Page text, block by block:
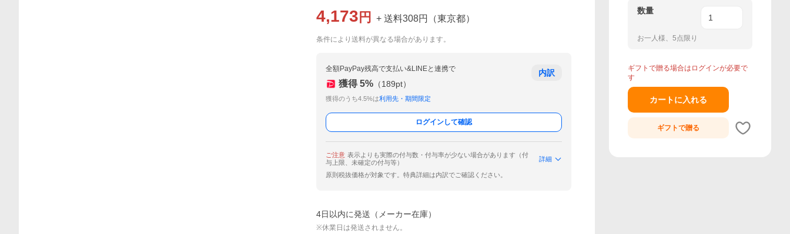
4,173 円 + 送料308円 （東京都）
条件により送料が異なる場合があります。
全額PayPay残高で支払い&LINEと連携で
獲得 5% （189pt）
獲得のうち4.5%は利用先・期間限定
内訳
ログインして確認
ご注意 表示よりも実際の付与数・付与率が少ない場合があります（付
与上限、未確定の付与等）
詳細
原則税抜価格が対象です。特典詳細は内訳でご確認ください。
4日以内に発送（メーカー在庫）
※休業日は発送されません。
数量
お一人様、5点限り
ギフトで贈る場合はログインが必要で
す
カートに入れる
ギフトで贈る